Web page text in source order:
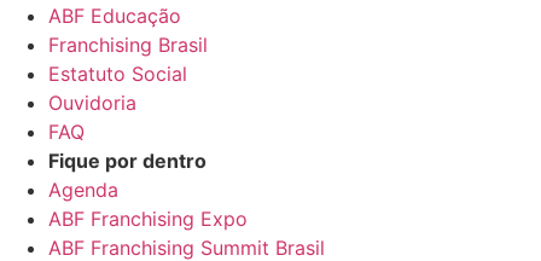
ABF Educação
Franchising Brasil
Estatuto Social
Ouvidoria
FAQ
Fique por dentro
Agenda
ABF Franchising Expo
ABF Franchising Summit Brasil